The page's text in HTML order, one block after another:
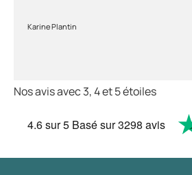
Karine Plantin
Nos avis avec 3, 4 et 5 étoiles
4.6sur 5 Basé sur3298 avis